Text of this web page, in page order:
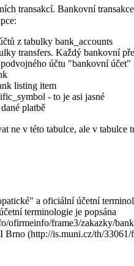
transakcí. Bankovní
z tabulky bank_accounts
transfers. Každý bankovní
účtu "bankovní účet"
listing item
- to je asi jasné
platbě
ne v této tabulce, ale v
a oficiální účetní
terminologie je popsána
Brno